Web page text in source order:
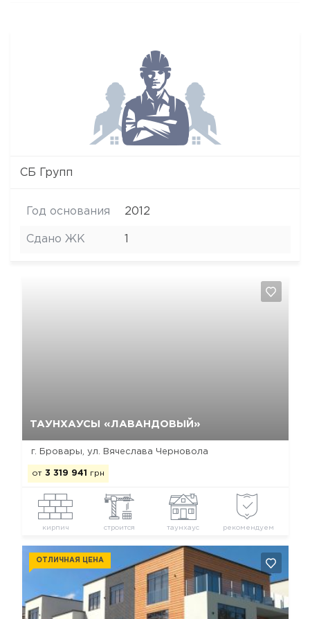
СБ Групп
Год основания 2012
Сдано ЖК
ТАУНХАУСЫ «ЛАВАНДОВЫЙ»
г. Бровары, ул. Вячеслава Черновола
от 3 319 941 грн
кирпич строится таунхаус рекомендуем
ОТЛИЧНАЯ ЦЕНА